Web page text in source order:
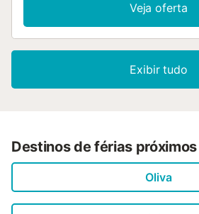
Veja oferta
Exibir tudo
Destinos de férias próximos
Oliva